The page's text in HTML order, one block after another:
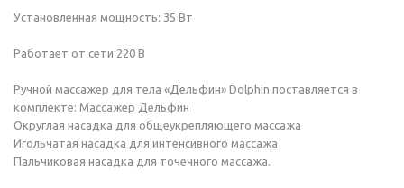
Установленная мощность: 35 Вт
Работает от сети 220 В
Ручной массажер для тела «Дельфин» Dolphin поставляется в
комплекте: Массажер Дельфин
Округлая насадка для общеукрепляющего массажа
Игольчатая насадка для интенсивного массажа
Пальчиковая насадка для точечного массажа.